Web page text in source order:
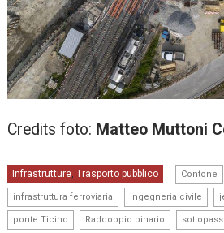
Credits foto: Matteo Muttoni
Infrastrutture, Trasporto pubblico Contone
infrastruttura ferroviaria ingegneria civile
ponte Ticino Raddoppio binario